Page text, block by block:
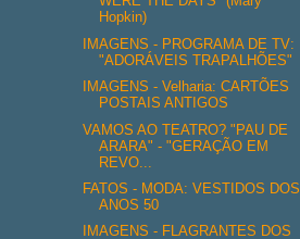
Hopkin)
IMAGENS - PROGRAMA DE TV:
"ADORÁVEIS TRAPALHÕES"
IMAGENS - Velharia: CARTÕES
POSTAIS ANTIGOS
VAMOS AO TEATRO? "PAU DE
ARARA" - "GERAÇÃO EM
REVO...
FATOS - MODA: VESTIDOS DOS
ANOS 50
IMAGENS - FLAGRANTES DOS